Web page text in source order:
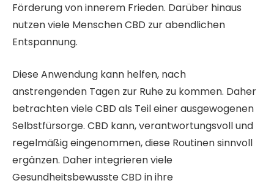
Förderung von innerem Frieden. Darüber hinaus
nutzen viele Menschen CBD zur abendlichen
Entspannung.
Diese Anwendung kann helfen, nach
anstrengenden Tagen zur Ruhe zu kommen. Daher
betrachten viele CBD als Teil einer ausgewogenen
Selbstfürsorge. CBD kann, verantwortungsvoll und
regelmäßig eingenommen, diese Routinen sinnvoll
ergänzen. Daher integrieren viele
Gesundheitsbewusste CBD in ihre